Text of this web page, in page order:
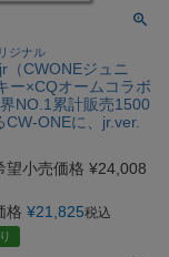
ジナル
（CWONEジュニ
ー×CQオームコラボ
NO.1累計販売1500
CW-ONEに、jr.ver.
望小売価格 ¥24,008
格 ¥21,825税込